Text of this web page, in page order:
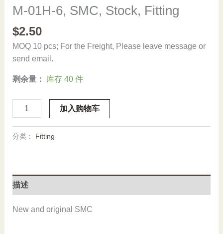
M-01H-6, SMC, Stock, Fitting
$2.50
MOQ 10 pcs; For the Freight, Please leave message or
send email.
剩余量： 库存 40 件
01H-
SMC,
数
加入购物车
分类： Fitting
描述
New and original SMC